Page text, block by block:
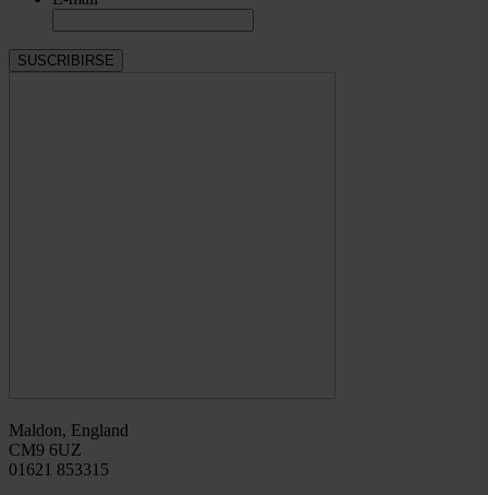
Maldon, England
CM9 6UZ
01621 853315